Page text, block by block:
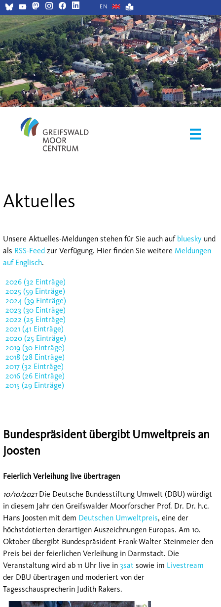
EN
Aktuelles
Unsere Aktuelles-Meldungen stehen für Sie auch auf bluesky und
als RSS-Feed zur Verfügung. Hier finden Sie weitere Meldungen
auf Englisch.
2026 (32 Einträge)
2025 (59 Einträge)
2024 (39 Einträge)
2023 (30 Einträge)
2022 (25 Einträge)
2021 (41 Einträge)
2020 (25 Einträge)
2019 (30 Einträge)
2018 (28 Einträge)
2017 (32 Einträge)
2016 (26 Einträge)
2015 (29 Einträge)
Bundespräsident übergibt Umweltpreis an
Joosten
Feierlich Verleihung live übertragen
10/10/2021 Die Deutsche Bundesstiftung Umwelt (DBU) würdigt
in diesem Jahr den Greifswalder Moorforscher Prof. Dr. Dr. h.c.
Hans Joosten mit dem Deutschen Umweltpreis, eine der
höchstdotierten derartigen Auszeichnungen Europas. Am 10.
Oktober übergibt Bundespräsident Frank-Walter Steinmeier den
Preis bei der feierlichen Verleihung in Darmstadt. Die
Veranstaltung wird ab 11 Uhr live in 3sat sowie im Livestream
der DBU übertragen und moderiert von der
Tagesschausprecherin Judith Rakers.